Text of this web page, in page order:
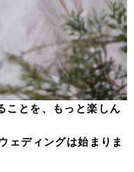
ことを、もっと楽しん
ェディングは始まりま